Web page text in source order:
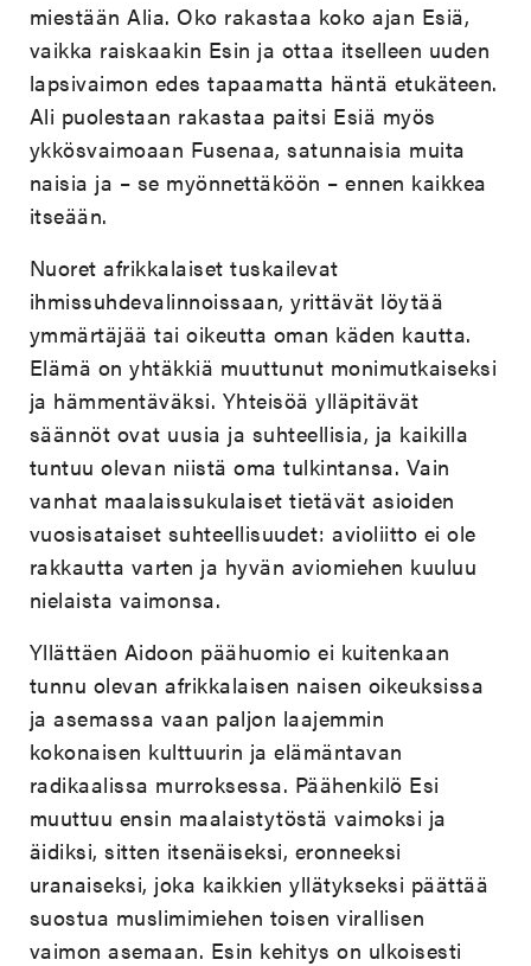
miestään Alia. Oko rakastaa koko ajan Esiä,
vaikka raiskaakin Esin ja ottaa itselleen uuden
lapsivaimon edes tapaamatta häntä etukäteen.
Ali puolestaan rakastaa paitsi Esiä myös
ykkösvaimoaan Fusenaa, satunnaisia muita
naisia ja – se myönnettäköön – ennen kaikkea
itseään.
Nuoret afrikkalaiset tuskailevat
ihmissuhdevalinnoissaan, yrittävät löytää
ymmärtäjää tai oikeutta oman käden kautta.
Elämä on yhtäkkiä muuttunut monimutkaiseksi
ja hämmentäväksi. Yhteisöä ylläpitävät
säännöt ovat uusia ja suhteellisia, ja kaikilla
tuntuu olevan niistä oma tulkintansa. Vain
vanhat maalaissukulaiset tietävät asioiden
vuosisataiset suhteellisuudet: avioliitto ei ole
rakkautta varten ja hyvän aviomiehen kuuluu
nielaista vaimonsa.
Yllättäen Aidoon päähuomio ei kuitenkaan
tunnu olevan afrikkalaisen naisen oikeuksissa
ja asemassa vaan paljon laajemmin
kokonaisen kulttuurin ja elämäntavan
radikaalissa murroksessa. Päähenkilö Esi
muuttuu ensin maalaistytöstä vaimoksi ja
äidiksi, sitten itsenäiseksi, eronneeksi
uranaiseksi, joka kaikkien yllätykseksi päättää
suostua muslimimiehen toisen virallisen
vaimon asemaan. Esin kehitys on ulkoisesti